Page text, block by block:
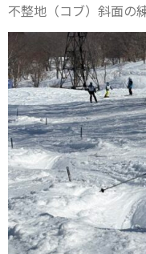
不整地（コブ）斜面の